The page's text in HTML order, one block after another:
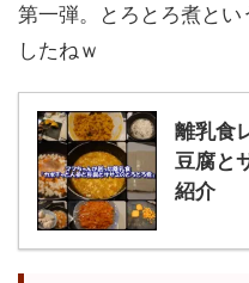
第一弾。とろとろ煮とい
したねｗ
離乳食
豆腐と
紹介